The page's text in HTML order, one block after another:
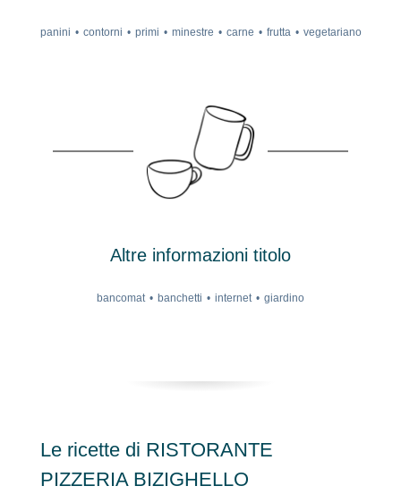
panini contorni primi minestre carne frutta vegetariano
Altre informazioni titolo
bancomat banchetti internet giardino
Le ricette di RISTORANTE
PIZZERIA BIZIGHELLO